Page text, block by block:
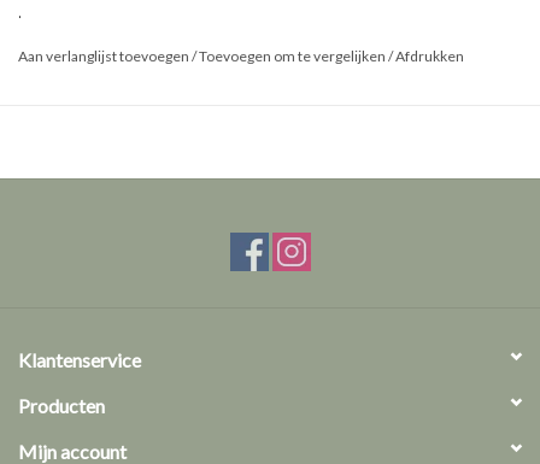
.
Aan verlanglijst toevoegen /Toevoegen om te vergelijken /Afdrukken
Klantenservice
Producten
Mijn account